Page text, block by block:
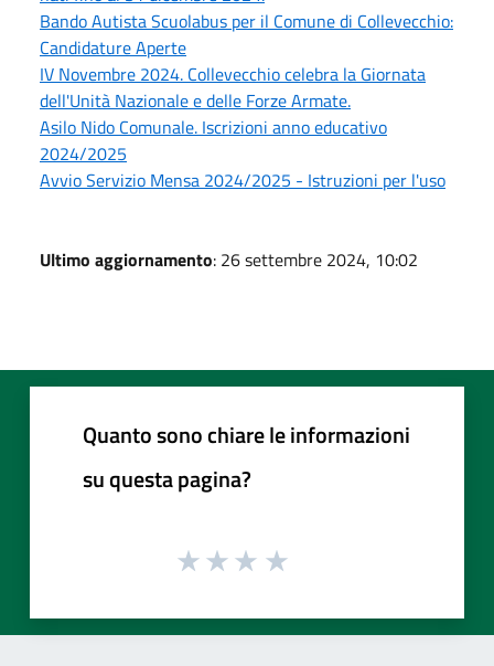
Bando Autista Scuolabus per il Comune di Collevecchio:
Candidature Aperte
IV Novembre 2024. Collevecchio celebra la Giornata
dell'Unità Nazionale e delle Forze Armate.
Asilo Nido Comunale. Iscrizioni anno educativo
2024/2025
Avvio Servizio Mensa 2024/2025 - Istruzioni per l'uso
Ultimo aggiornamento: 26 settembre 2024, 10:02
Quanto sono chiare le informazioni
su questa pagina?